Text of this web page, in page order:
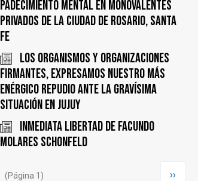
Padecimiento Mental en Monovalentes
Privados de la ciudad de Rosario, Santa
Fe
Los organismos y organizaciones
firmantes, expresamos nuestro más
enérgico repudio ante la gravísima
situación en Jujuy
INMEDIATA LIBERTAD DE FACUNDO
MOLARES SCHONFELD
(Página 1) ››